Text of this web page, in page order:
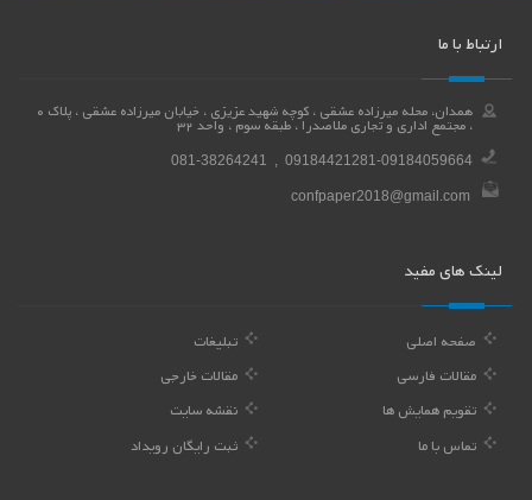
ارتباط با ما
همدان، محله میرزاده عشقی ، کوچه شهید عزیزی ، خیابان میرزاده عشقی ، پلاک 0
، مجتمع اداری و تجاری ملاصدرا ، طبقه سوم ، واحد 32
081-38264241 , 09184421281-09184059664
confpaper2018@gmail.com
لینک های مفید
صفحه اصلی تبلیغات
مقالات فارسی مقالات خارجی
تقویم همایش ها نقشه سایت
تماس با ما ثبت رایگان رویداد